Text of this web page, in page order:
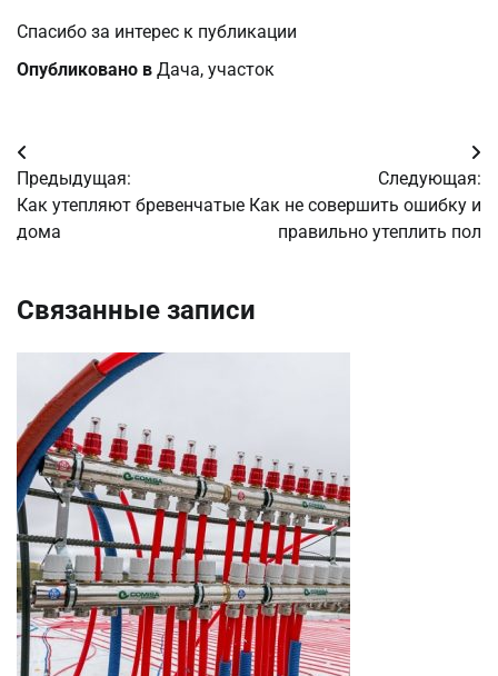
Спасибо за интерес к публикации
Опубликовано в Дача, участок
Навигация
по
записям
Предыдущая:
Как утепляют бревенчатые
дома
Следующая:
Как не совершить ошибку и
правильно утеплить пол
Связанные записи